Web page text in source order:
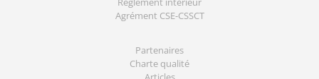
Agrément CSE-CSSCT
Partenaires
Charte qualité